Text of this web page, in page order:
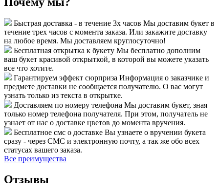
Быстрая доставка - в течение 3х часов Мы доставим букет в
течение трех часов с момента заказа. Или закажите доставку
на любое время. Мы доставляем круглосуточно!
Бесплатная открытка к букету Мы бесплатно дополним
ваш букет красивой открыткой, в которой вы можете указать
все что хотите.
Гарантируем эффект сюрприза Информация о заказчике и
предмете доставки не сообщается получателю. О вас могут
узнать только из текста в открытке.
Доставляем по номеру телефона Мы доставим букет, зная
только номер телефона получателя. При этом, получатель не
узнает от нас о доставке цветов до момента вручения.
Бесплатное смс о доставке Вы узнаете о вручении букета
сразу - через СМС и электронную почту, а так же обо всех
статусах вашего заказа.
Все преимущества
Отзывы